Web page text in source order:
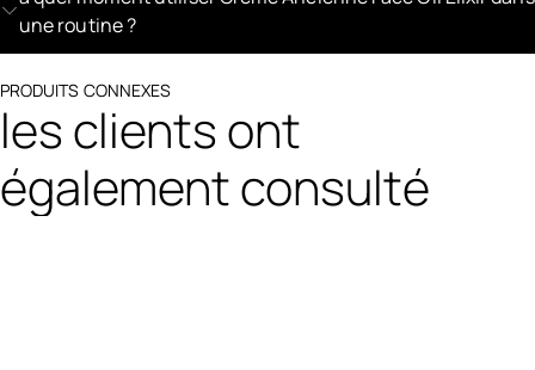
une routine ?
PRODUITS CONNEXES
les clients ont
également consulté